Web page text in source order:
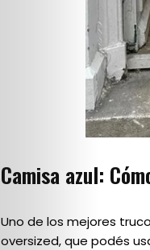
Camisa azul:
Uno de los mejores
oversized, que podés